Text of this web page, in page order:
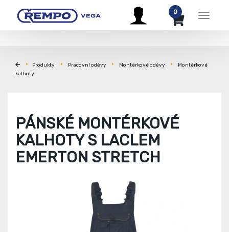
Menu
0
Produkty Pracovní oděvy Montérkové oděvy
Montérkové
kalhoty
PÁNSKÉ MONTÉRKOVÉ
KALHOTY S LACLEM
EMERTON STRETCH